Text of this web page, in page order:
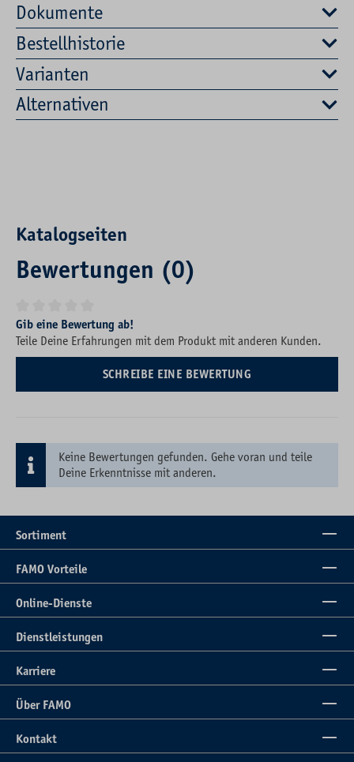
Dokumente
Bestellhistorie
Varianten
Alternativen
Katalogseiten
Bewertungen (0)
Durchschnittliche Bewertung von 0 von 5 Sternen
Gib eine Bewertung ab!
Teile Deine Erfahrungen mit dem Produkt mit anderen Kunden.
SCHREIBE EINE BEWERTUNG
Keine Bewertungen gefunden. Gehe voran und teile
Deine Erkenntnisse mit anderen.
Sortiment
FAMO Vorteile
Online-Dienste
Dienstleistungen
Karriere
Über FAMO
Kontakt